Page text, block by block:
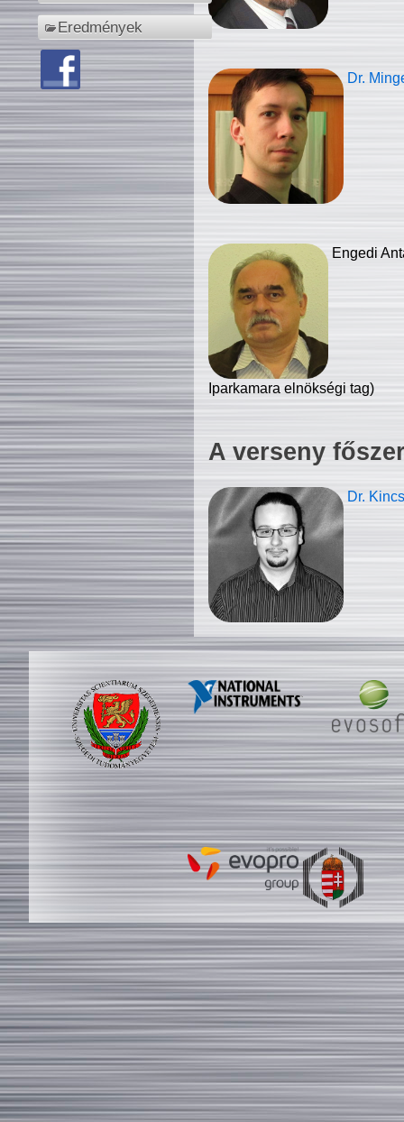
Eredmények
Dr.
Engedi
Iparkamara elnökségi tag)
A verseny
Dr.